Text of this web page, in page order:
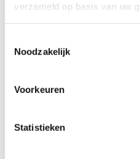
verzameld op basis van uw
Noodzakelijk
Voorkeuren
Statistieken